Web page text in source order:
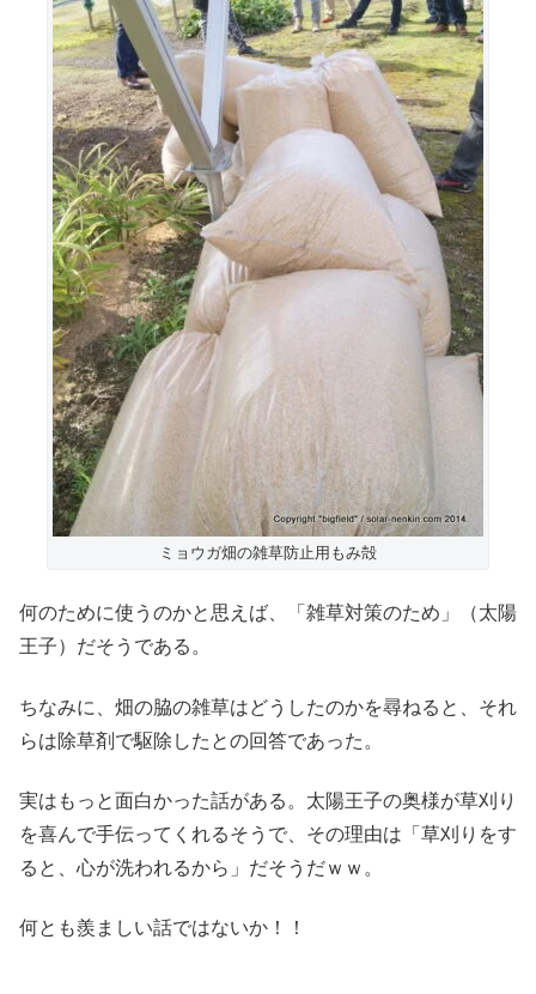
ミョウガ畑の雑草防止用もみ殻
何のために使うのかと思えば、「雑草対策のため」（太陽
王子）だそうである。
ちなみに、畑の脇の雑草はどうしたのかを尋ねると、それ
らは除草剤で駆除したとの回答であった。
実はもっと面白かった話がある。太陽王子の奥様が草刈り
を喜んで手伝ってくれるそうで、その理由は「草刈りをす
ると、心が洗われるから」だそうだｗｗ。
何とも羨ましい話ではないか！！